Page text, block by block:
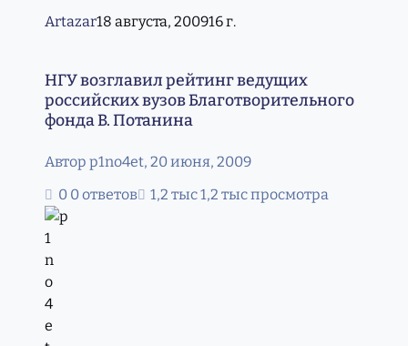
Artazar18 августа, 200916 г.
НГУ возглавил рейтинг ведущих
российских вузов Благотворительного
фонда В. Потанина
Автор p1no4et, 20 июня, 2009
0 ответов
1,2 тыс просмотра